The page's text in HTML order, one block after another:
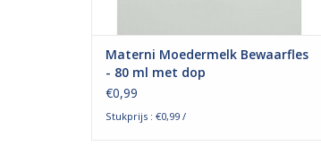
Materni Moedermelk Bewaarfles
- 80 ml met dop
€0,99
Stukprijs : €0,99 /